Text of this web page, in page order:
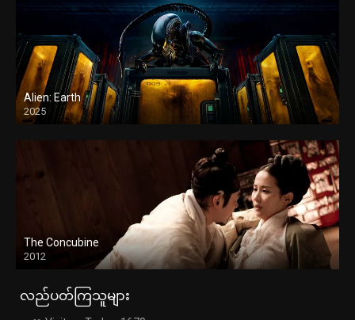
Alien: Earth
2025
The Concubine
2012
လည်ပတ်ကြသူများ